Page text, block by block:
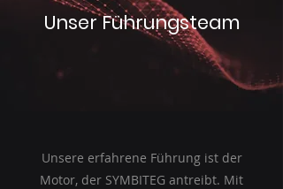
Unser Führungsteam
Unsere erfahrene Führung ist der
Motor, der SYMBITEG antreibt. Mit